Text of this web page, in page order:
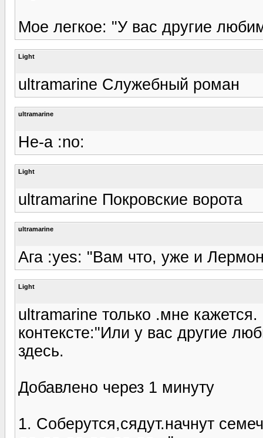
Мое легкое: "У вас другие
Light
ultramarine Служебный роман
ultramarine
Не-а :no:
Light
ultramarine Покровские ворота
ultramarine
Ага :yes: "Вам что, уже и
Light
ultramarine только .мне
контексте:"Или у вас другие
здесь.
Добавлено через 1 минуту
1. Соберутся,сядут.начнут